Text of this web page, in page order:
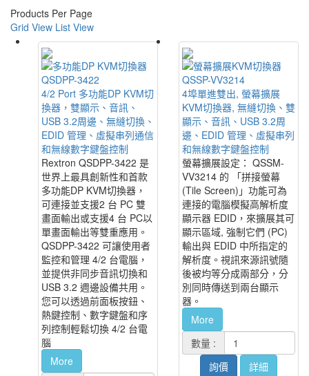
Products Per Page
Grid View List View
QSDPP-3422
4/2 Port 多功能DP KVM切
換器，雙顯示、音訊、
USB 3.2周邊、無縫切換、
EDID 管理、虛擬串列通信
和無線數字鍵盤控制
Rextron QSDPP-3422 是
世界上最具創新性和首款
多功能DP KVM切換器，
可連接並支援2 台 PC 雙
畫面輸出或支援4 台 PC以
單畫面輸出等雙重應用。
QSDPP-3422 可讓使用者
監控和管理 4/2 台電腦，
並提供非同步音訊切換和
USB 3.2 週邊設備共用。
您可以透過前面板按鈕、
熱鍵控制、數字鍵盤和序
列控制輕鬆切換 4/2 台電
腦
More
QSSP-VV3214
4埠單進雙出, 螢幕擴展
KVM切換器, 無縫切換、雙
顯示、音訊、USB 3.2周
邊、EDID 管理、虛擬串列
和無線數字鍵盤控制
螢幕擴展設定： QSSM-
VV3214 的 「拼接螢幕
(Tile Screen)」功能可為
連接的電腦模擬高解析度
顯示器 EDID，來擴展其可
顯示區域, 強制它們 (PC)
輸出與 EDID 中所指定的
解析度。視訊來源訊號隨
後被均等分成兩部分，分
別同時傳送到兩台顯示
器。
More
數量 :
詢價
詳細